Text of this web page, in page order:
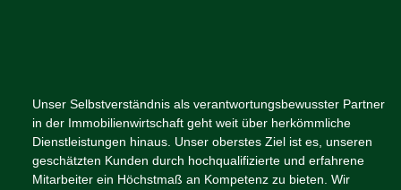
Unser Selbstverständnis als verantwortungsbewusster Partner
in der Immobilienwirtschaft geht weit über herkömmliche
Dienstleistungen hinaus. Unser oberstes Ziel ist es, unseren
geschätzten Kunden durch hochqualifizierte und erfahrene
Mitarbeiter ein Höchstmaß an Kompetenz zu bieten. Wir